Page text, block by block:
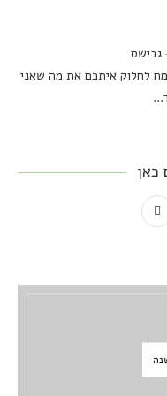
גבישס
לחלוק איתכם את מה שאני
כאן